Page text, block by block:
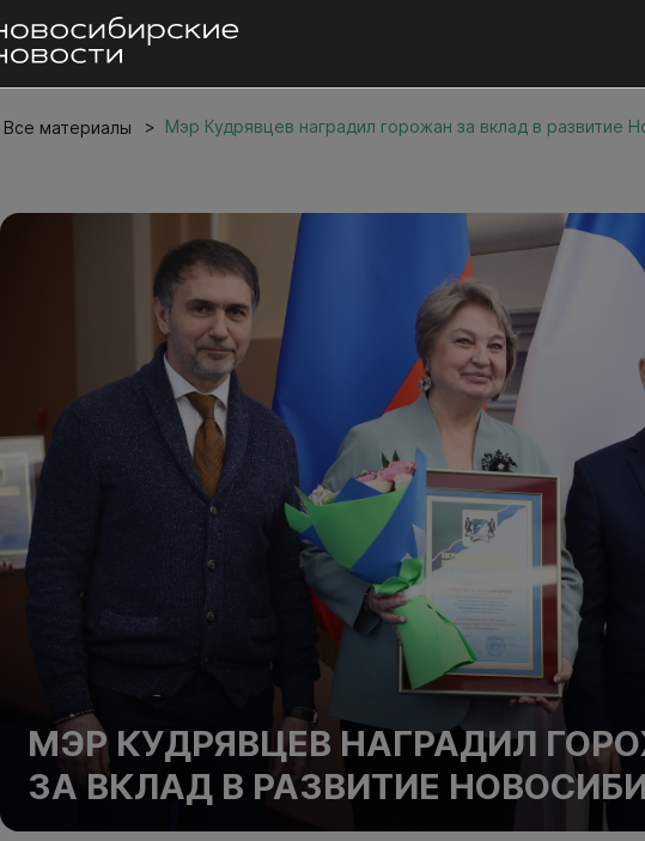
Все материалы Мэр Кудрявцев наградил горожан за вклад в развитие
МЭР КУДРЯВЦЕВ НАГРАДИЛ
ЗА ВКЛАД В РАЗВИТИЕ